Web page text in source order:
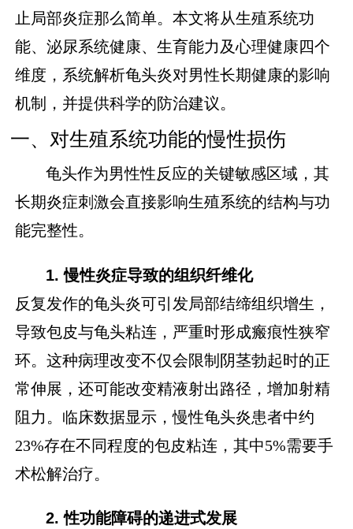
止局部炎症那么简单。本文将从生殖系统功
能、泌尿系统健康、生育能力及心理健康四个
维度，系统解析龟头炎对男性长期健康的影响
机制，并提供科学的防治建议。
一、对生殖系统功能的慢性损伤
龟头作为男性性反应的关键敏感区域，其
长期炎症刺激会直接影响生殖系统的结构与功
能完整性。
1. 慢性炎症导致的组织纤维化
反复发作的龟头炎可引发局部结缔组织增生，
导致包皮与龟头粘连，严重时形成瘢痕性狭窄
环。这种病理改变不仅会限制阴茎勃起时的正
常伸展，还可能改变精液射出路径，增加射精
阻力。临床数据显示，慢性龟头炎患者中约
23%存在不同程度的包皮粘连，其中5%需要手
术松解治疗。
2. 性功能障碍的递进式发展